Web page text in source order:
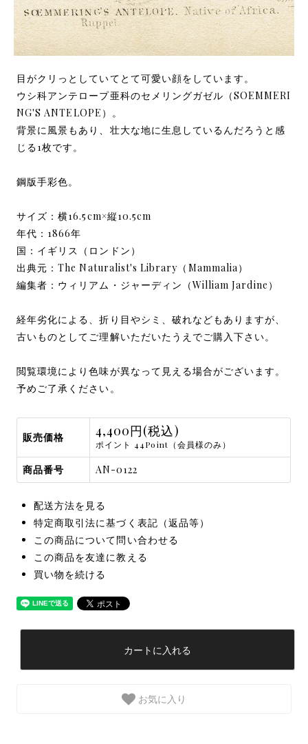
目がクリっとしていてとて可愛い顔をしています。
ウシ科アンテロープ亜科のセメリングガゼル（SOEMMERI
NG'S ANTELOPE）。
背景に風景もあり、壮大な地に生息しているんだろうと感
じる1枚です。
鋼版手彩色。
サイズ：横16.5cm×縦10.5cm
年代：1866年
国：イギリス（ロンドン）
出典元：The Naturalist's Library（Mammalia）
編集者：ウィリアム・ジャーディン（William Jardine）
経年劣化による、折り目やシミ、破れなどもありますが、
古いものとしてご理解いただいたうえでご購入下さい。
閲覧環境により色味が異なって見える場合がございます。
予めご了承ください。
販売価格 4,400円(税込)
ポイント 44Point（会員様のみ）
商品番号 AN-0122
配送方法を見る
特定商取引法に基づく表記（返品等）
この商品について問い合わせる
この商品を友達に教える
買い物を続ける
カートに入れる
お気に入り